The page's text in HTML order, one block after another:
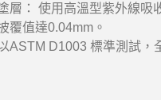
層： 使用高溫型紫外線吸
覆值達0.04mm。
ASTM D1003 標準測試，